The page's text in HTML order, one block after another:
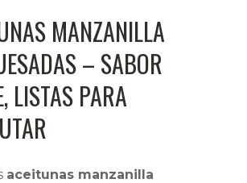
MANZANILLA
– SABOR
LISTAS PARA
aceitunas manzanilla